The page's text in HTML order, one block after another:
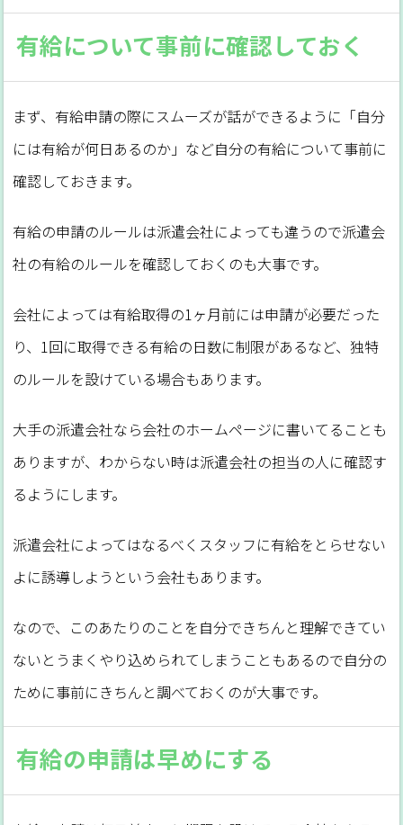
有給について事前に確認しておく
まず、有給申請の際にスムーズが話ができるように「自分
には有給が何日あるのか」など自分の有給について事前に
確認しておきます。
有給の申請のルールは派遣会社によっても違うので派遣会
社の有給のルールを確認しておくのも大事です。
会社によっては有給取得の1ヶ月前には申請が必要だった
り、1回に取得できる有給の日数に制限があるなど、独特
のルールを設けている場合もあります。
大手の派遣会社なら会社のホームページに書いてることも
ありますが、わからない時は派遣会社の担当の人に確認す
るようにします。
派遣会社によってはなるべくスタッフに有給をとらせない
よに誘導しようという会社もあります。
なので、このあたりのことを自分できちんと理解できてい
ないとうまくやり込められてしまうこともあるので自分の
ために事前にきちんと調べておくのが大事です。
有給の申請は早めにする